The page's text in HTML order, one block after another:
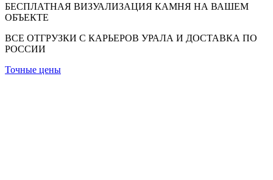
БЕСПЛАТНАЯ ВИЗУАЛИЗАЦИЯ КАМНЯ НА ВАШЕМ
ОБЪЕКТЕ
ВСЕ ОТГРУЗКИ С КАРЬЕРОВ УРАЛА И ДОСТАВКА ПО
РОССИИ
Точные цены